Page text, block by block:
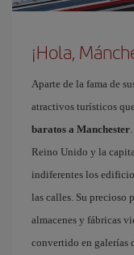
¡Hola,
Aparte de la fama de
atractivos turísticos
baratos a Manchester
Reino Unido y la
indiferentes los
las calles. Su precioso
almacenes y fábricas
convertido en galerías